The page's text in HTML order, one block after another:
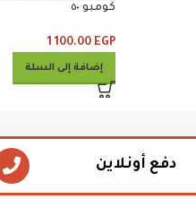
كومبو ٥٠
1 100.00 EGP
إضافة إلى السلة
دفع أونلاين